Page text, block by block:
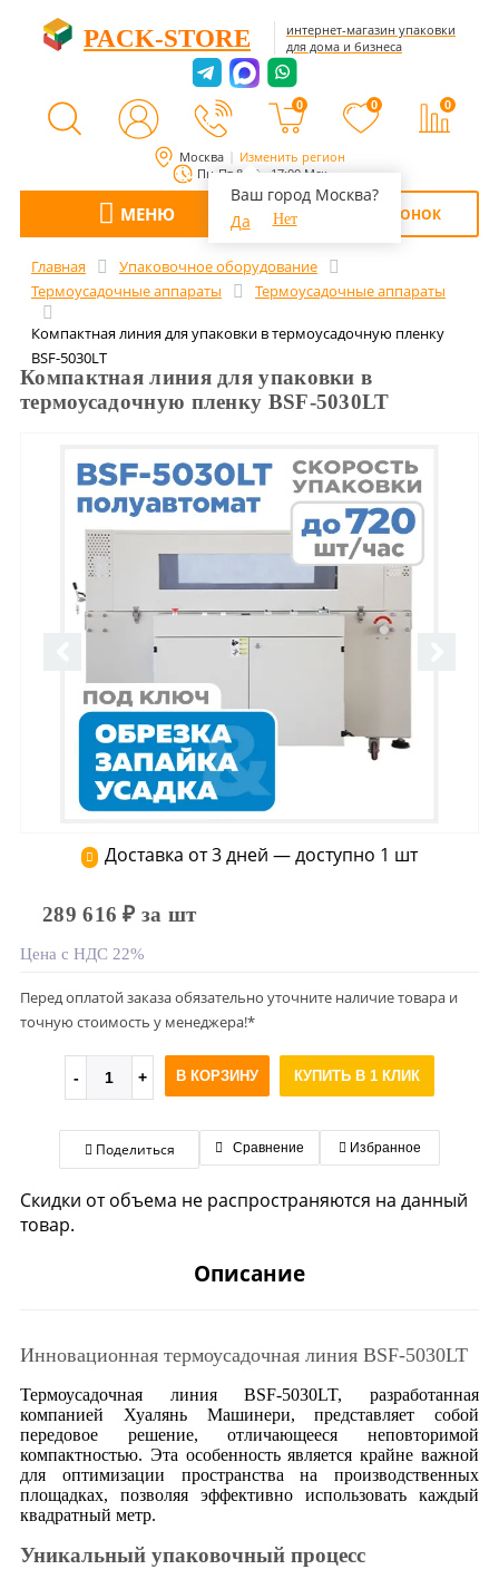
Москва Изменить регион
Ваш город Москва?
Да
Нет
Пн-Пт 8:00 - 17:00 Мск
PACK-STORE
интернет-магазин упаковки
для дома и бизнеса
0 0 0
МЕНЮ ОБРАТНЫЙ ЗВОНОК
Главная
Упаковочное оборудование
Термоусадочные аппараты
Термоусадочные аппараты
Компактная линия для упаковки в термоусадочную пленку
BSF-5030LT
Компактная линия для упаковки в
термоусадочную пленку BSF-5030LT
Доставка от 3 дней — доступно 1 шт
289 616 ₽ за шт
Цена с НДС 22%
Перед оплатой заказа обязательно уточните наличие товара и
точную стоимость у менеджера!*
В КОРЗИНУ КУПИТЬ В 1 КЛИК
Поделиться Сравнение Избранное
Скидки от объема не распространяются на данный
товар.
Описание
Инновационная термоусадочная линия BSF-5030LT
Термоусадочная линия BSF-5030LT, разработанная
компанией Хуалянь Машинери, представляет собой
передовое решение, отличающееся неповторимой
компактностью. Эта особенность является крайне важной
для оптимизации пространства на производственных
площадках, позволяя эффективно использовать каждый
квадратный метр.
Уникальный упаковочный процесс